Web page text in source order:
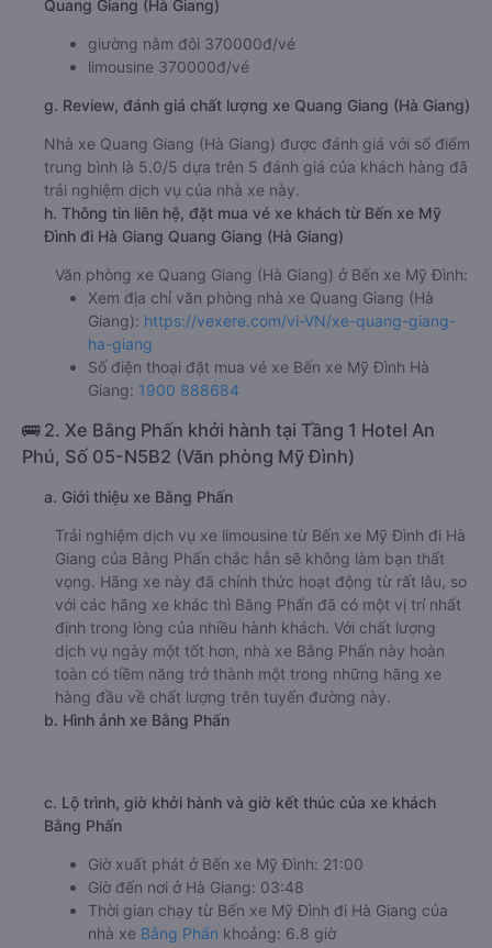
Quang Giang (Hà Giang)
giường nằm đôi 370000đ/vé
limousine 370000đ/vé
g. Review, đánh giá chất lượng xe Quang Giang (Hà Giang)
Nhà xe Quang Giang (Hà Giang) được đánh giá với số điểm
trung bình là 5.0/5 dựa trên 5 đánh giá của khách hàng đã
trải nghiệm dịch vụ của nhà xe này.
h. Thông tin liên hệ, đặt mua vé xe khách từ Bến xe Mỹ
Đình đi Hà Giang Quang Giang (Hà Giang)
Văn phòng xe Quang Giang (Hà Giang) ở Bến xe Mỹ Đình:
Xem địa chỉ văn phòng nhà xe Quang Giang (Hà
Giang): https://vexere.com/vi-VN/xe-quang-giang-
ha-giang
Số điện thoại đặt mua vé xe Bến xe Mỹ Đình Hà
Giang: 1900 888684
🚌 2. Xe Bằng Phấn khởi hành tại Tầng 1 Hotel An
Phú, Số 05-N5B2 (Văn phòng Mỹ Đình)
a. Giới thiệu xe Bằng Phấn
Trải nghiệm dịch vụ xe limousine từ Bến xe Mỹ Đình đi Hà
Giang của Bằng Phấn chắc hẳn sẽ không làm bạn thất
vọng. Hãng xe này đã chính thức hoạt động từ rất lâu, so
với các hãng xe khác thì Bằng Phấn đã có một vị trí nhất
định trong lòng của nhiều hành khách. Với chất lượng
dịch vụ ngày một tốt hơn, nhà xe Bằng Phấn này hoàn
toàn có tiềm năng trở thành một trong những hãng xe
hàng đầu về chất lượng trên tuyến đường này.
b. Hình ảnh xe Bằng Phấn
c. Lộ trình, giờ khởi hành và giờ kết thúc của xe khách
Bằng Phấn
Giờ xuất phát ở Bến xe Mỹ Đình: 21:00
Giờ đến nơi ở Hà Giang: 03:48
Thời gian chạy từ Bến xe Mỹ Đình đi Hà Giang của
nhà xe Bằng Phấn khoảng: 6.8 giờ